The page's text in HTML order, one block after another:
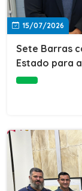
15/07/2026
Sete Barras
Estado para